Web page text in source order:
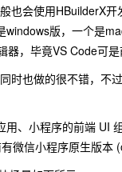
也会使用HBuilderX开
windows版，一个是
，毕竟VS Code可是
时也做的很不错，不
用、小程序的前端 UI
微信小程序原生版本